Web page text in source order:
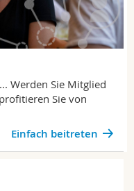
Werden Sie Mitglied
Sie von
Einfach beitreten